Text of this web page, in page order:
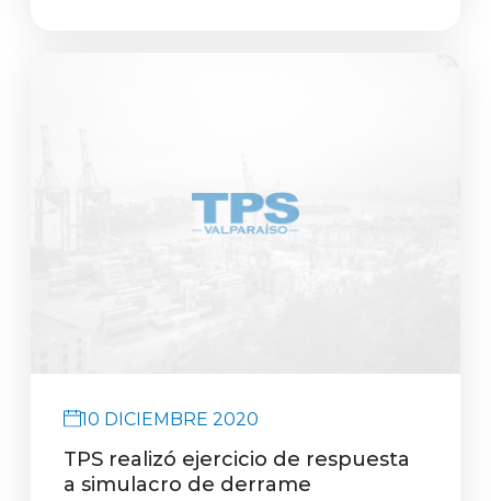
10 DICIEMBRE 2020
TPS realizó ejercicio de respuesta
a simulacro de derrame